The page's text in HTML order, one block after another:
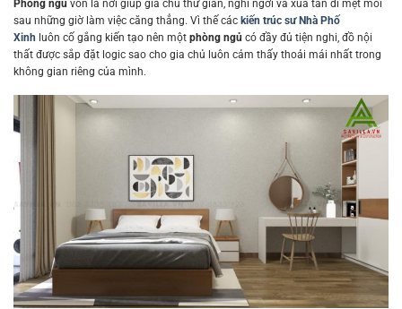
Phòng ngủ vốn là nơi giúp gia chủ thư giãn, nghỉ ngơi và xua tan đi mệt mỏi
sau những giờ làm việc căng thẳng. Vì thế các kiến trúc sư Nhà Phố
Xinh luôn cố gắng kiến tạo nên một phòng ngủ có đầy đủ tiện nghi, đồ nội
thất được sắp đặt logic sao cho gia chủ luôn cảm thấy thoải mái nhất trong
không gian riêng của mình.